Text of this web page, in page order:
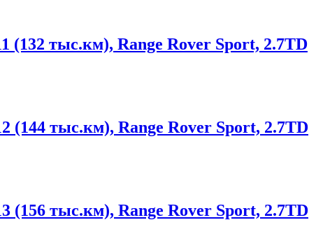
(132 тыс.км), Range Rover Sport, 2.7TD
(144 тыс.км), Range Rover Sport, 2.7TD
(156 тыс.км), Range Rover Sport, 2.7TD